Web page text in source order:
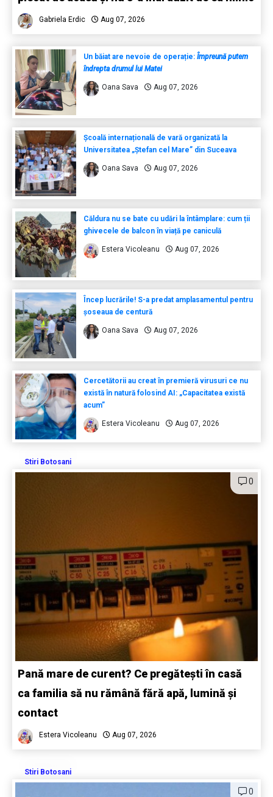
Gabriela Erdic Aug 07, 2026
Un băiat are nevoie de operație: Împreună putem
îndrepta drumul lui Matei
Oana Sava Aug 07, 2026
Școală internațională de vară organizată la
Universitatea „Ștefan cel Mare” din Suceava
Oana Sava Aug 07, 2026
Căldura nu se bate cu udări la întâmplare: cum ții
ghivecele de balcon în viață pe caniculă
Estera Vicoleanu Aug 07, 2026
Încep lucrările! S-a predat amplasamentul pentru
șoseaua de centură
Oana Sava Aug 07, 2026
Cercetătorii au creat în premieră virusuri ce nu
există în natură folosind AI: „Capacitatea există
acum”
Estera Vicoleanu Aug 07, 2026
Stiri Botosani
0
Pană mare de curent? Ce pregătești în casă
ca familia să nu rămână fără apă, lumină și
contact
Estera Vicoleanu Aug 07, 2026
Stiri Botosani
0